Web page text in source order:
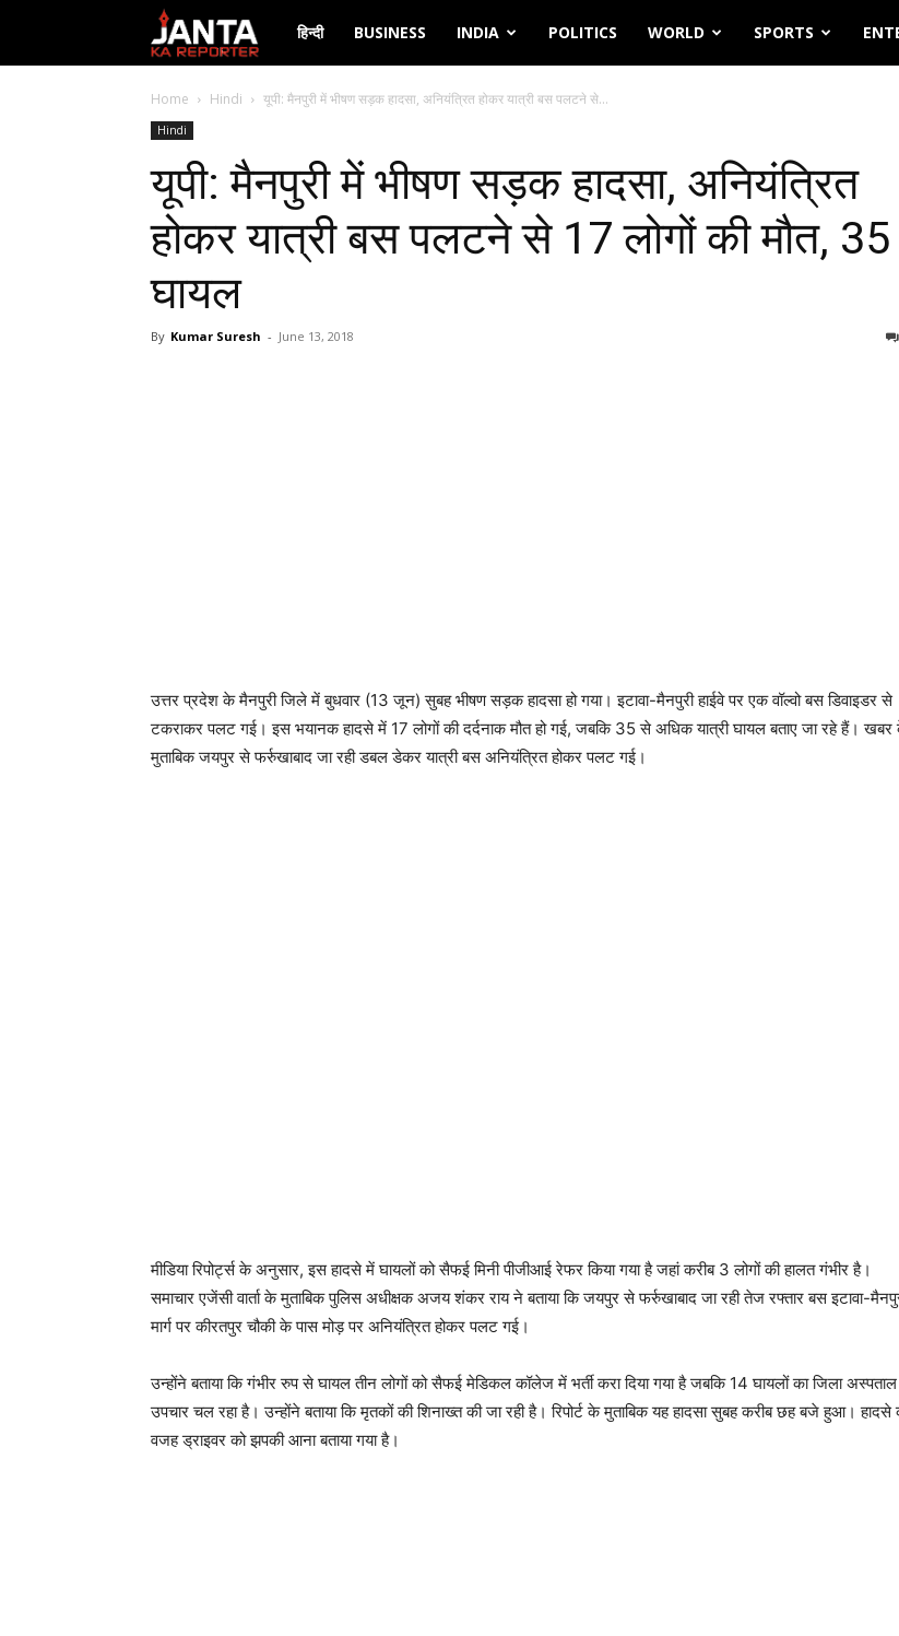
Janta
Ka
Reporter
हिन्दी BUSINESS INDIA POLITICS WORLD SPORTS
Home Hindi यूपी: मैनपुरी में भीषण सड़क हादसा, अनियंत्रित होकर यात्री बस पलटने से...
Hindi
यूपी: मैनपुरी में भीषण सड़क हादसा, अनियंत्रित
होकर यात्री बस पलटने से 17 लोगों की मौत, 35
घायल
By Kumar Suresh - June 13, 2018
उत्तर प्रदेश के मैनपुरी जिले में बुधवार (13 जून) सुबह भीषण सड़क हादसा हो गया। इटावा-मैनपुरी हाईवे पर एक वॉल्वो बस डिवाइडर से
टकराकर पलट गई। इस भयानक हादसे में 17 लोगों की दर्दनाक मौत हो गई, जबकि 35 से अधिक यात्री घायल बताए जा रहे हैं।
मुताबिक जयपुर से फर्रुखाबाद जा रही डबल डेकर यात्री बस अनियंत्रित होकर पलट गई।
मीडिया रिपोर्ट्स के अनुसार, इस हादसे में घायलों को सैफई मिनी पीजीआई रेफर किया गया है जहां करीब 3 लोगों की हालत गंभीर है।
समाचार एजेंसी वार्ता के मुताबिक पुलिस अधीक्षक अजय शंकर राय ने बताया कि जयपुर से फर्रुखाबाद जा रही तेज रफ्तार बस इटावा-
मार्ग पर कीरतपुर चौकी के पास मोड़ पर अनियंत्रित होकर पलट गई।
उन्होंने बताया कि गंभीर रुप से घायल तीन लोगों को सैफई मेडिकल कॉलेज में भर्ती करा दिया गया है जबकि 14 घायलों का जिला
उपचार चल रहा है। उन्होंने बताया कि मृतकों की शिनाख्त की जा रही है। रिपोर्ट के मुताबिक यह हादसा सुबह करीब छह बजे हुआ। हादसे
वजह ड्राइवर को झपकी आना बताया गया है।